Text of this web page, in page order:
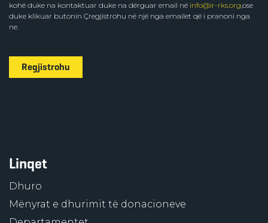
kohë duke na kontaktuar duke na dërguar email në info@ir-rks.org,ose
duke klikuar butonin Çregjistrohu në një nga emailet që i pranoni nga
ne.
Regjistrohu
Linqet
Dhuro
Mënyrat e dhurimit të donacioneve